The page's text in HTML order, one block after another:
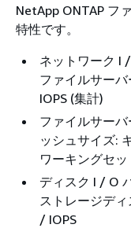
NetApp ONTAP フ
特性です。
ネットワーク I
ファイルサー
IOPS (集計)
ファイルサー
ッシュサイズ:
ワーキングセ
ディスク I / O
ストレージデ
/ IOPS